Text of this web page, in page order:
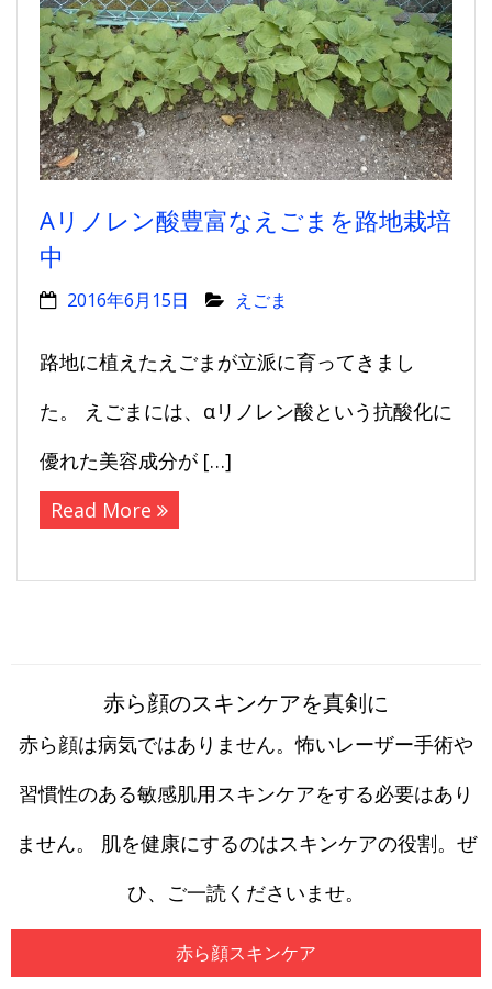
Αリノレン酸豊富なえごまを路地栽培
中
2016年6月15日 えごま
路地に植えたえごまが立派に育ってきまし
た。 えごまには、αリノレン酸という抗酸化に
優れた美容成分が […]
Read More
赤ら顔のスキンケアを真剣に
赤ら顔は病気ではありません。怖いレーザー手術や
習慣性のある敏感肌用スキンケアをする必要はあり
ません。 肌を健康にするのはスキンケアの役割。ぜ
ひ、ご一読くださいませ。
赤ら顔スキンケア